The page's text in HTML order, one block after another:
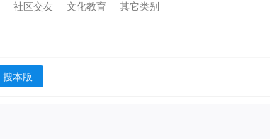
社区交友 文化教育 其它类别
搜本版